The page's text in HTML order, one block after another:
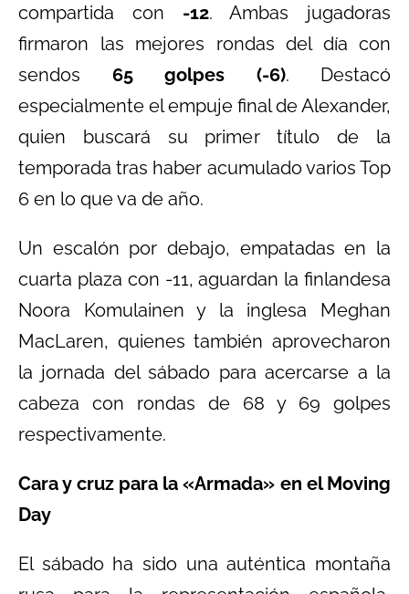
compartida con -12. Ambas jugadoras
firmaron las mejores rondas del día con
sendos 65 golpes (-6). Destacó
especialmente el empuje final de Alexander,
quien buscará su primer título de la
temporada tras haber acumulado varios Top
6 en lo que va de año.
Un escalón por debajo, empatadas en la
cuarta plaza con -11, aguardan la finlandesa
Noora Komulainen y la inglesa Meghan
MacLaren, quienes también aprovecharon
la jornada del sábado para acercarse a la
cabeza con rondas de 68 y 69 golpes
respectivamente.
Cara y cruz para la «Armada» en el Moving
Day
El sábado ha sido una auténtica montaña